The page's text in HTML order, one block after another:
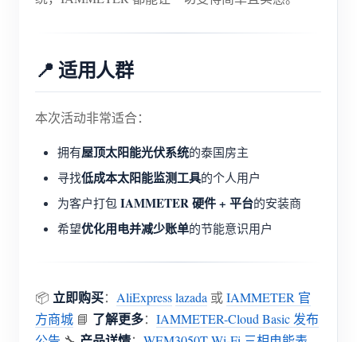
📍 适用人群
本次活动非常适合：
拥有屋顶太阳能光伏系统的泰国房主
寻找低成本太阳能监测工具的个人用户
为客户打包 IAMMETER 硬件 + 平台的安装商
希望优化用电并减少账单的节能意识用户
📦 立即购买： AliExpresslazada 或IAMMETER 官
方商城 📘 了解更多： IAMMETER-Cloud Basic 发布